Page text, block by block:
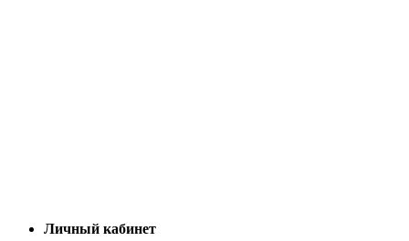
Личный кабинет